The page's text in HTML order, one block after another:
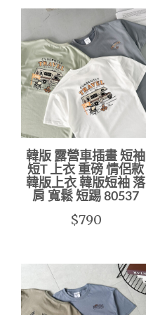
韓版 露營車插畫 短袖
短T 上衣 重磅 情侶款
韓版上衣 韓版短袖 落
肩 寬鬆 短踢 80537
$790